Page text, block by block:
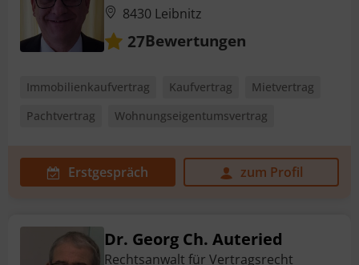
8430 Leibnitz
27Bewertungen
Immobilienkaufvertrag Kaufvertrag
Mietvertrag
Pachtvertrag
Wohnungseigentumsvertrag
Erstgespräch zum Profil
Dr. Georg Ch. Auteried
Rechtsanwalt für Vertragsrecht